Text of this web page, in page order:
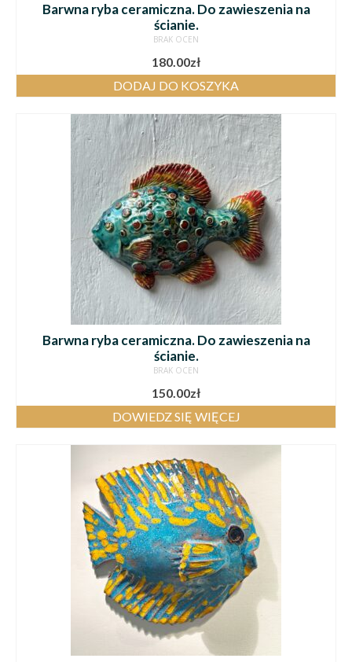
Barwna ryba ceramiczna. Do zawieszenia na
ścianie.
BRAK OCEN
180.00zł
DODAJ DO KOSZYKA
Barwna ryba ceramiczna. Do zawieszenia na
ścianie.
BRAK OCEN
150.00zł
DOWIEDZ SIĘ WIĘCEJ